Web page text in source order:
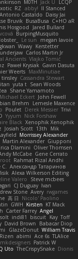
M0TH Jack Ü
LCQP
RZ abby! ll Stanced
Antonio Castaldo Daisy Jai
Bruvik BusaBusa C+HO aR
Hosgood
Jared Bullard
BurpingMusquito
Le sun
megan lavoie
Wawy Kerstetter
Carlos Martin Jr
Ancients Vlajko Tomić
Paweł Krysiak Gavin Dasuta
Weerts MaxMinutiae
Cassandra Stewart
yuta t Sean Woods
Shane Yamamoto
Michael Eckert John Fewell
Brehm
Lemesle Maxence
Poulet Derek Messier Trivi
Yyyum Nick Forshaw
Black Xenophik Xenophik
Josiah Scott 13th
Mik
Morrissey Alexander
Martin Alexander Giupponi
Dlamini Oliver Thomsen
McCabe Gene Cerrato
Rahmat Rizal Andhi
Александр Татаринов
Alexa Wilkerson Editing
Valero
Steve mcbees
CJ Duguay Ivan
Stone Avery rwgames
高 日 Nicolo' Paolino
GWH Kirsten KT Mack
Carter Farrey Angel
indi81 biscuit Kay Toff
David Brown
Babacar Diop
GlazeDonut William Travis
abimi Ace 6s TLAlice
mkdesigners Patrick W
Uto TheCrispySnake Dionis